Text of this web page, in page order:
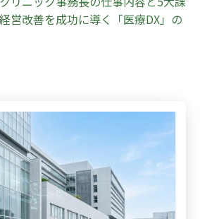
営改善を成功に導く「医療DX」の